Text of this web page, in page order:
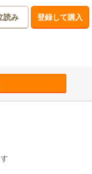
読み 登録して購入